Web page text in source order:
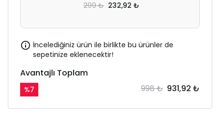
299 ₺ 232,92 ₺
İncelediğiniz ürün ile birlikte bu ürünler de
sepetinize eklenecektir!
Avantajlı Toplam
%7 998 ₺ 931,92 ₺